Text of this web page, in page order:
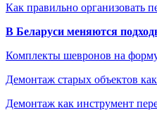
Как правильно организовать
В Беларуси меняются
Комплекты шевронов на
Демонтаж старых объектов
Демонтаж как инструмент